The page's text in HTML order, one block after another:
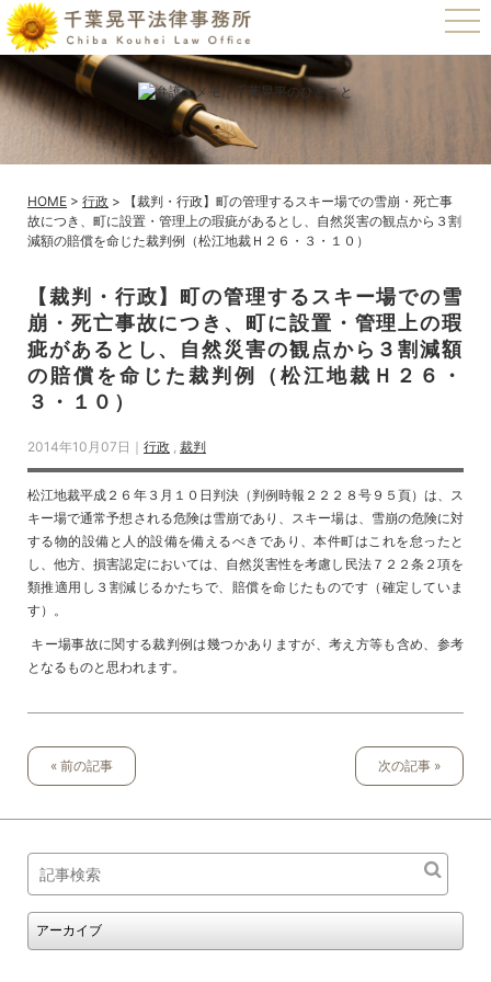
t
o
i
t
i
HOME > 行政 >
【裁判・行政】町の管理するスキー場での雪崩・死亡事
故につき、町に設置・管理上の瑕疵があるとし、自然災害の観点から３割
減額の賠償を命じた裁判例（松江地裁Ｈ２６・３・１０）
【裁判・行政】町の管理するスキー場での雪
崩・死亡事故につき、町に設置・管理上の瑕
疵があるとし、自然災害の観点から３割減額
の賠償を命じた裁判例（松江地裁Ｈ２６・
３・１０）
2014年10月07日｜ 行政 , 裁判
松江地裁平成２６年３月１０日判決（判例時報２２２８号９５頁）は、ス
キー場で通常予想される危険は雪崩であり、スキー場は、雪崩の危険に対
する物的設備と人的設備を備えるべきであり、本件町はこれを怠ったと
し、他方、損害認定においては、自然災害性を考慮し民法７２２条２項を
類推適用し３割減じるかたちで、賠償を命じたものです（確定していま
す）。
キー場事故に関する裁判例は幾つかありますが、考え方等も含め、参考
となるものと思われます。
« 前の記事 次の記事 »